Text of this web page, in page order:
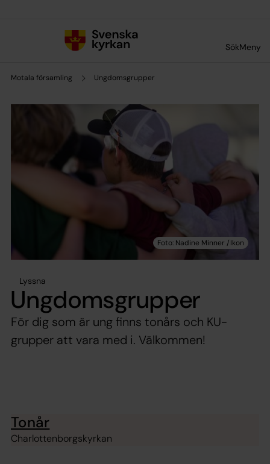
SökMeny
Motala församling Ungdomsgrupper
Lyssna
Ungdomsgrupper
För dig som är ung finns tonårs och KU-
grupper att vara med i. Välkommen!
Tonår
Charlottenborgskyrkan